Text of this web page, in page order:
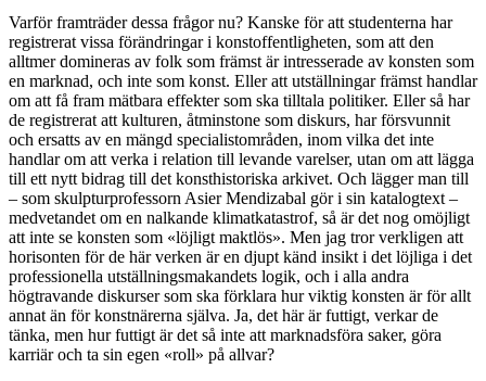
Varför framträder dessa frågor nu? Kanske för att studenterna har
registrerat vissa förändringar i konstoffentligheten, som att den
alltmer domineras av folk som främst är intresserade av konsten som
en marknad, och inte som konst. Eller att utställningar främst handlar
om att få fram mätbara effekter som ska tilltala politiker. Eller så har
de registrerat att kulturen, åtminstone som diskurs, har försvunnit
och ersatts av en mängd specialistområden, inom vilka det inte
handlar om att verka i relation till levande varelser, utan om att lägga
till ett nytt bidrag till det konsthistoriska arkivet. Och lägger man till
– som skulpturprofessorn Asier Mendizabal gör i sin katalogtext –
medvetandet om en nalkande klimatkatastrof, så är det nog omöjligt
att inte se konsten som «löjligt maktlös». Men jag tror verkligen att
horisonten för de här verken är en djupt känd insikt i det löjliga i det
professionella utställningsmakandets logik, och i alla andra
högtravande diskurser som ska förklara hur viktig konsten är för allt
annat än för konstnärerna själva. Ja, det här är futtigt, verkar de
tänka, men hur futtigt är det så inte att marknadsföra saker, göra
karriär och ta sin egen «roll» på allvar?